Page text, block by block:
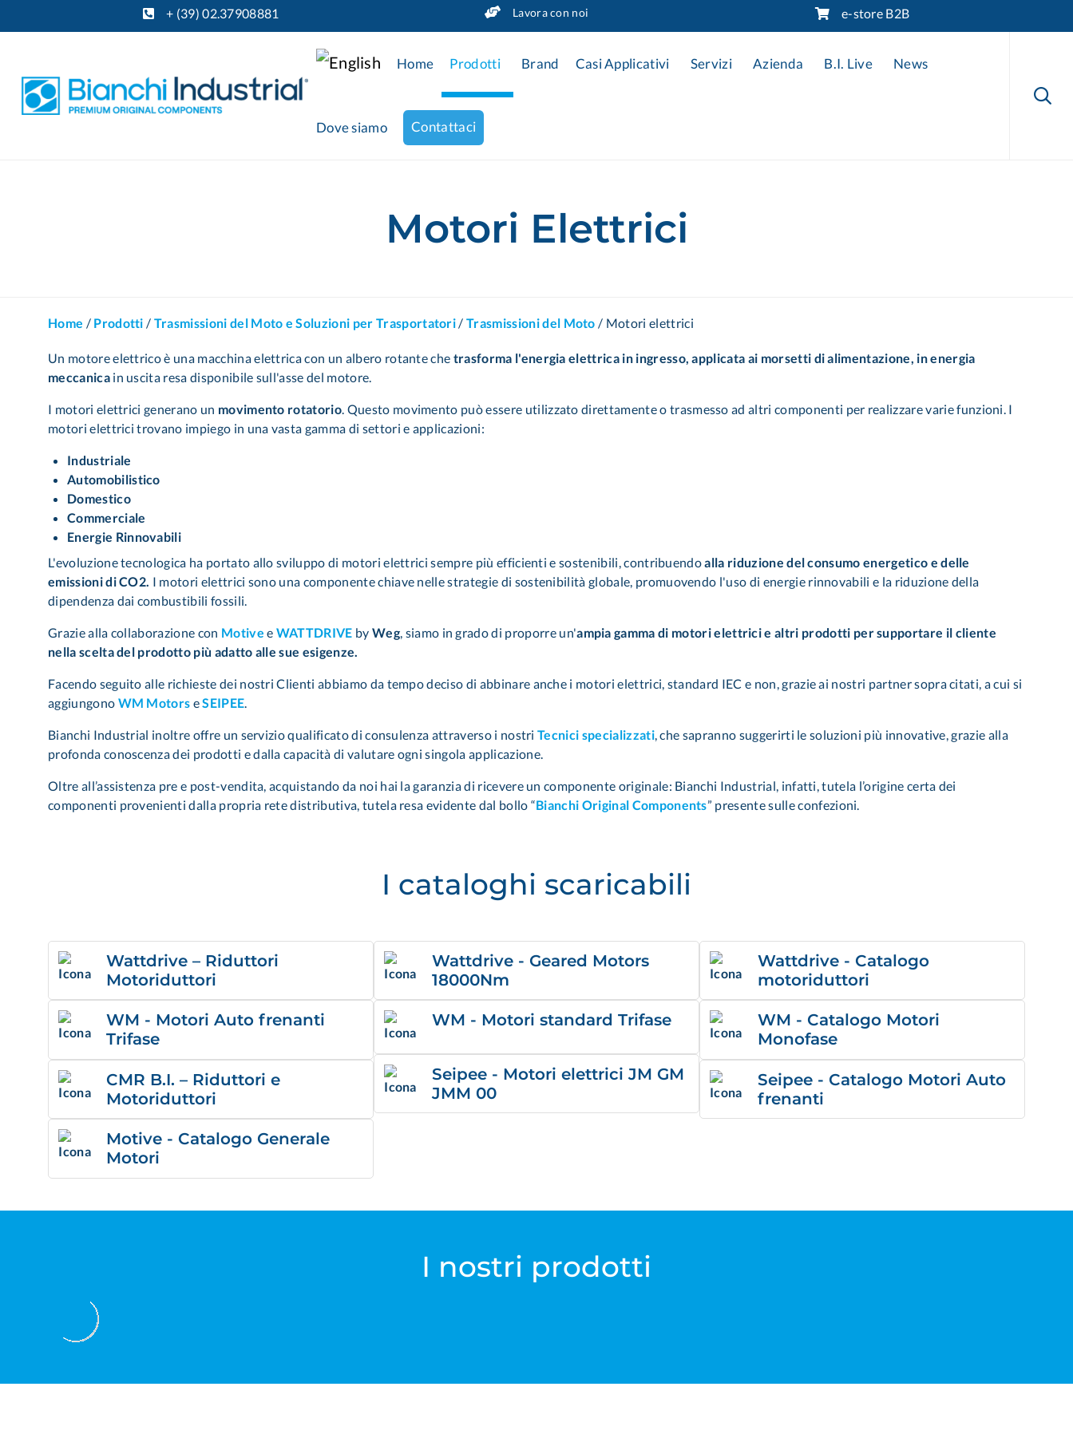
+ (39) 02.37908881 Lavora con noi
e-store B2B
Home Prodotti Brand Casi Applicativi Servizi Azienda B.I. Live News
Dove siamo Contattaci

Motori Elettrici
Home / Prodotti / Trasmissioni del Moto e Soluzioni per Trasportatori/Trasmissioni del Moto / Motori elettrici
Un motore elettrico è una macchina elettrica con un albero rotante che trasforma l'energia elettrica in ingresso, applicata ai morsetti di alimentazione, in energia
meccanicain uscita resa disponibile sull'asse del motore.
I motori elettrici generano un movimento rotatorio. Questo movimento può essere utilizzato direttamente o trasmesso ad altri componenti per realizzare varie funzioni. I
motori elettrici trovano impiego in una vasta gamma di settori e applicazioni:
Industriale
Automobilistico
Domestico
Commerciale
Energie Rinnovabili
L'evoluzione tecnologica ha portato allo sviluppo di motori elettrici sempre più efficienti e sostenibili, contribuendoalla riduzione del consumo energetico e delle
emissioni di CO2. I motori elettrici sono una componente chiave nelle strategie di sostenibilità globale, promuovendo l'uso di energie rinnovabili e la riduzione della
dipendenza dai combustibili fossili.
Grazie alla collaborazione con Motivee WATTDRIVE by Weg, siamo in grado di proporre un'ampia gamma di motori elettrici e altri prodotti per supportare il cliente
nella scelta del prodotto più adatto alle sue esigenze.
Facendo seguito alle richieste dei nostri Clienti abbiamo da tempo deciso di abbinare anche i motori elettrici, standard IEC e non, grazie ai nostri partner sopra citati, a cui si
aggiungono WM Motors eSEIPEE.
Bianchi Industrial inoltre offre un servizio qualificato di consulenza attraverso i nostriTecnici specializzati, che sapranno suggerirti le soluzioni più innovative, grazie alla
profonda conoscenza dei prodotti e dalla capacità di valutare ogni singola applicazione.
Oltre all’assistenza pre e post-vendita, acquistando da noi hai la garanzia di ricevere un componente originale: Bianchi Industrial, infatti, tutela l’origine certa dei
componenti provenienti dalla propria rete distributiva, tutela resa evidente dal bollo “Bianchi Original Components” presente sulle confezioni.
I cataloghi scaricabili
Wattdrive – Riduttori
Motoriduttori
WM - Motori Auto frenanti
Trifase
CMR B.I. – Riduttori e
Motoriduttori
Motive - Catalogo Generale
Motori
Wattdrive - Geared Motors
18000Nm
WM - Motori standard Trifase
Seipee - Motori elettrici JM GM
JMM 00
Wattdrive - Catalogo
motoriduttori
WM - Catalogo Motori
Monofase
Seipee - Catalogo Motori Auto
frenanti
I nostri prodotti